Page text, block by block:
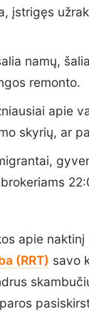
įstrigęs
namų,
remonto.
apie
skyrių, ar
apie
(RRT) savo